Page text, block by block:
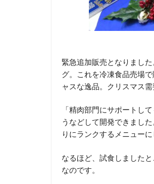
緊急追加販売となりまし
グ。これを冷凍食品売場
ャスな逸品。クリスマス
「精肉部門にサポートし
うなどして開発できまし
りにランクするメニュー
なるほど、試食しました
なのです。